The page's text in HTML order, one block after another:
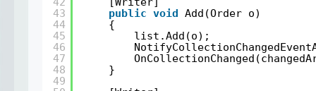
43
44
45
46
47
48
49
public void Add(Order o)
{
list.Add(o);
}